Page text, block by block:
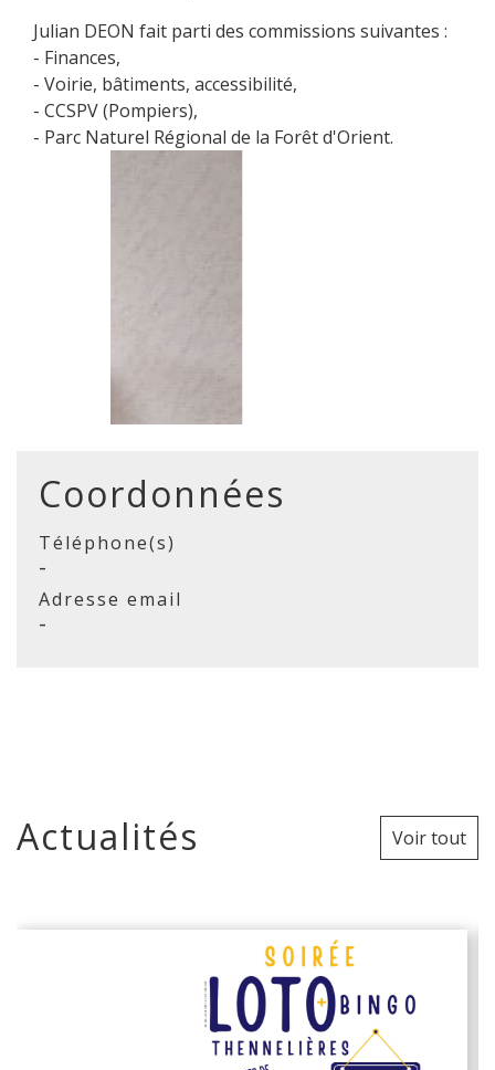
Julian DEON fait parti des commissions suivantes :
- Finances,
- Voirie, bâtiments, accessibilité,
- CCSPV (Pompiers),
- Parc Naturel Régional de la Forêt d'Orient.
Coordonnées
Téléphone(s)
-
Adresse email
-
Actualités Voir tout